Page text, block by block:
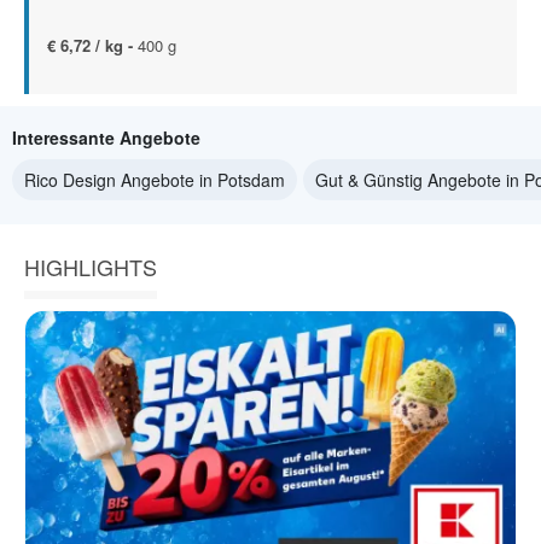
€ 6,72 / kg - 400 g
Interessante Angebote
Rico Design Angebote in Potsdam
Gut & Günstig Angebote in
HIGHLIGHTS